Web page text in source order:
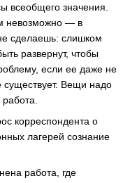
всеобщего значения.
невозможно — в
сделаешь: слишком
развернут, чтобы
если ее даже не
существует. Вещи надо
корреспондента о
лагерей сознание
работа, где